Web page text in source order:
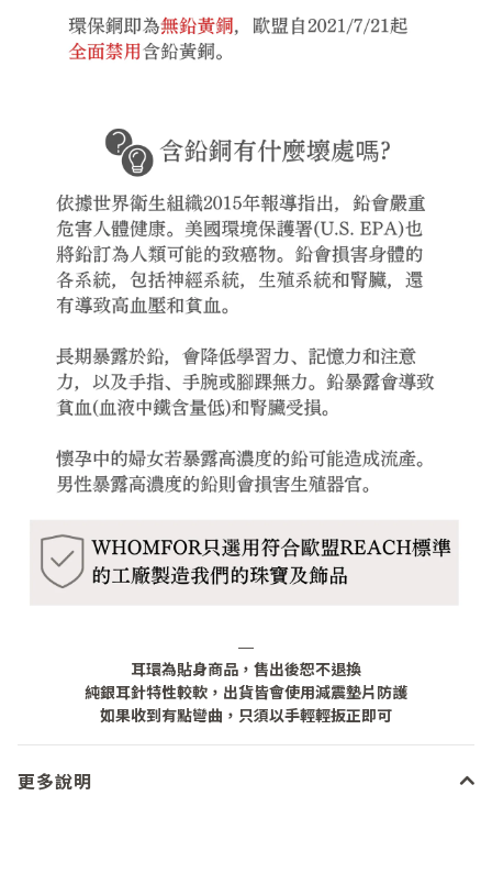
—
耳環為貼身商品，售出後恕不退換
純銀耳針特性較軟，出貨皆會使用減震墊片防護
如果收到有點彎曲，只須以手輕輕扳正即可
更多說明